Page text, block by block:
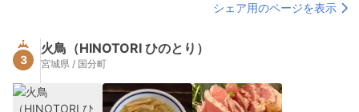
シェア用のページを表示
3
火鳥（HINOTORI ひのとり）
宮城県 / 国分町